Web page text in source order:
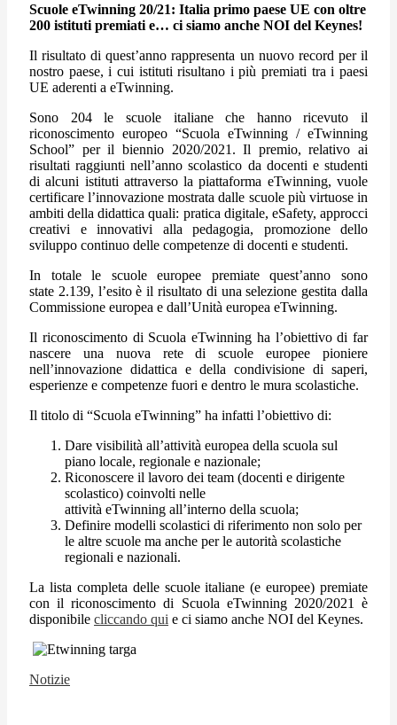
Scuole eTwinning 20/21: Italia primo paese UE con oltre
200 istituti premiati e… ci siamo anche NOI del Keynes!
Il risultato di quest’anno rappresenta un nuovo record per il
nostro paese, i cui istituti risultano i più premiati tra i paesi
UE aderenti a eTwinning.
Sono 204 le scuole italiane che hanno ricevuto il
riconoscimento europeo “Scuola eTwinning / eTwinning
School” per il biennio 2020/2021. Il premio, relativo ai
risultati raggiunti nell’anno scolastico da docenti e studenti
di alcuni istituti attraverso la piattaforma eTwinning, vuole
certificare l’innovazione mostrata dalle scuole più virtuose in
ambiti della didattica quali: pratica digitale, eSafety, approcci
creativi e innovativi alla pedagogia, promozione dello
sviluppo continuo delle competenze di docenti e studenti.
In totale le scuole europee premiate quest’anno sono
state 2.139, l’esito è il risultato di una selezione gestita dalla
Commissione europea e dall’Unità europea eTwinning.
Il riconoscimento di Scuola eTwinning ha l’obiettivo di far
nascere una nuova rete di scuole europee pioniere
nell’innovazione didattica e della condivisione di saperi,
esperienze e competenze fuori e dentro le mura scolastiche.
Il titolo di “Scuola eTwinning” ha infatti l’obiettivo di:
Dare visibilità all’attività europea della scuola sul
piano locale, regionale e nazionale;
Riconoscere il lavoro dei team (docenti e dirigente
scolastico) coinvolti nelle
attività eTwinning all’interno della scuola;
Definire modelli scolastici di riferimento non solo per
le altre scuole ma anche per le autorità scolastiche
regionali e nazionali.
La lista completa delle scuole italiane (e europee) premiate
con il riconoscimento di Scuola eTwinning 2020/2021 è
disponibile cliccando qui e ci siamo anche NOI del Keynes.
Notizie